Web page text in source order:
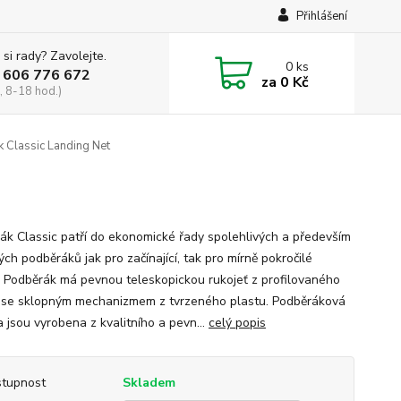
Přihlášení
rady? Zavolejte.
776 672
8-18 hod.)
0ks
za 0 Kč
Classic Landing Net
Classic patří do ekonomické řady spolehlivých a především
podběráků jak pro začínající, tak pro mírně pokročilé
Podběrák má pevnou teleskopickou rukojeť z profilovaného
sklopným mechanizmem z tvrzeného plastu. Podběráková
jsou vyrobena z kvalitního a pevn... celý popis
Skladem